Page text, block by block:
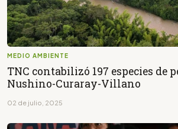
MEDIO AMBIENTE
TNC contabilizó 197 especies de
Nushino-Curaray-Villano
02 de julio, 2025